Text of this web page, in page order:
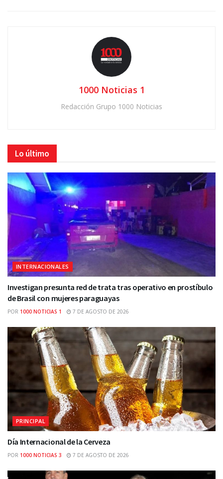
1000 Noticias 1
Redacción Grupo 1000 Noticias
Lo último
INTERNACIONALES
Investigan presunta red de trata tras operativo en prostíbulo
de Brasil con mujeres paraguayas
POR 1000 NOTICIAS 1 7 DE AGOSTO DE 2026
PRINCIPAL
Día Internacional de la Cerveza
POR 1000 NOTICIAS 3 7 DE AGOSTO DE 2026